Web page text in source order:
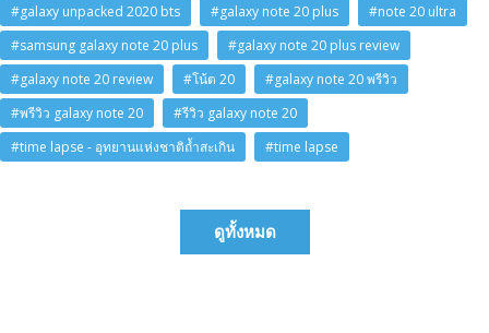
#galaxy unpacked 2020 bts
#galaxy note 20 plus
#note 20 ultra
#samsung galaxy note 20 plus
#galaxy note 20 plus review
#galaxy note 20 review
#โน้ต 20
#galaxy note 20 พรีวิว
#พรีวิว galaxy note 20
#รีวิว galaxy note 20
#time lapse - อุทยานแห่งชาติถ้ำสะเกิน
#time lapse
ดูทั้งหมด